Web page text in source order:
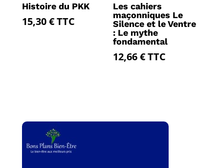
Histoire du PKK
15,30€TTC
Les cahiers
maçonniques Le
Silence et le Ventre
: Le mythe
fondamental
12,66€TTC